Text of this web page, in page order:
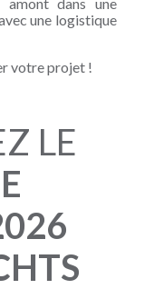
une logistique
votre projet !
LE